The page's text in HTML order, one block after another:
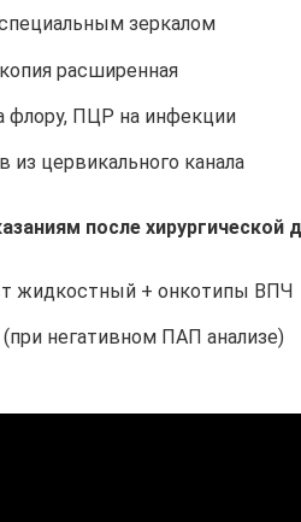
зеркалом
расширенная
флору, ПЦР на инфекции
из цервикального канала
после хирургической
жидкостный + онкотипы ВПЧ
(при негативном ПАП анализе)